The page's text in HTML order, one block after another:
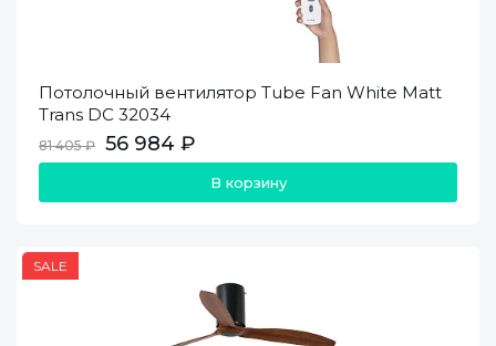
Потолочный вентилятор Tube Fan White Matt
Trans DC 32034
81 405 ₽ 56 984 ₽
В корзину
SALE